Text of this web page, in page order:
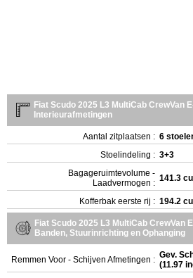
Fiat Scudo 2025 L3 MultiCab CrewVan
Interieurafmetingen
Aantal zitplaatsen : 6
Stoelindeling : 3+3
Bagageruimtevolume -
Laadvermogen : 141.3
Kofferbak eerste rij : 194.2
Fiat Scudo 2025 L3 MultiCab CrewVan
Banden, Stuurinrichting en Ophanging
Remmen Voor - Schijven Afmetingen : Gev.
(11.97